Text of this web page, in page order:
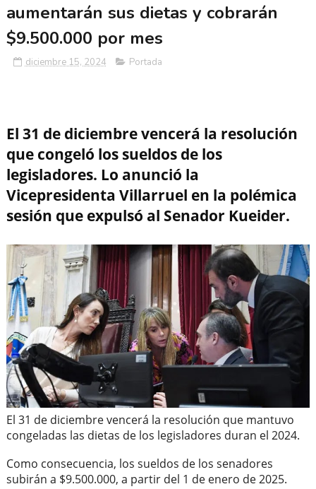
aumentarán sus dietas y cobrarán
$9.500.000 por mes
diciembre 15, 2024 Portada
El 31 de diciembre vencerá la resolución
que congeló los sueldos de los
legisladores. Lo anunció la
Vicepresidenta Villarruel en la polémica
sesión que expulsó al Senador Kueider.
El 31 de diciembre vencerá la resolución que mantuvo
congeladas las dietas de los legisladores duran el 2024.
Como consecuencia, los sueldos de los senadores
subirán a $9.500.000, a partir del 1 de enero de 2025.